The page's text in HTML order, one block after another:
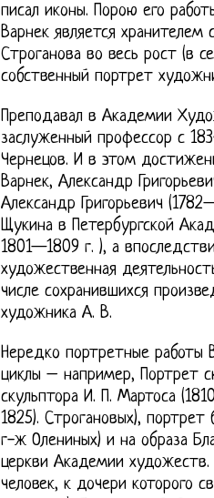
писал иконы. Порою его
Варнек является
Строганова во весь рост (в
собственный портрет
Преподавал в Академии
заслуженный профессор с
Чернецов. И в этом
Варнек, Александр
Александр Григорьевич
Щукина в Петербургской
1801—1809 г. ), а
художественная
числе сохранившихся
художника А. В.
Нередко портретные работы
циклы – например, Портрет
скульптора И. П. Мартоса
1825). Строгановых),
г-ж Олениных) и на образа
церкви Академии
человек, к дочери которого